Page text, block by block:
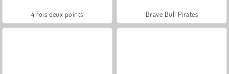
4 fois deux points Brave Bull Pirates